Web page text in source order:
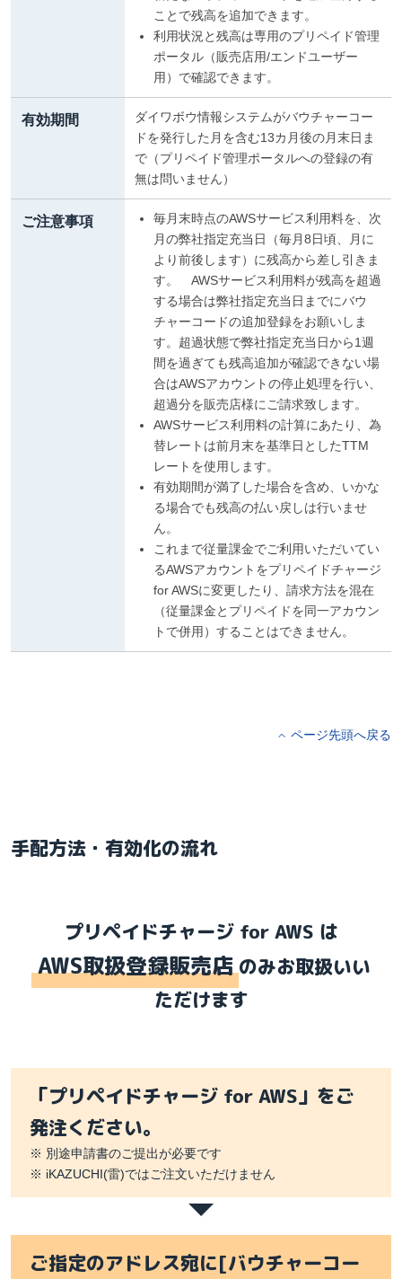
ことで残高を追加できます。
利用状況と残高は専用のプリペイド管理
ポータル（販売店用/エンドユーザー
用）で確認できます。
有効期間
ダイワボウ情報システムがバウチャーコー
ドを発行した月を含む13カ月後の月末日ま
で（プリペイド管理ポータルへの登録の有
無は問いません）
ご注意事項
毎月末時点のAWSサービス利用料を、次
月の弊社指定充当日（毎月8日頃、月に
より前後します）に残高から差し引きま
す。 AWSサービス利用料が残高を超過
する場合は弊社指定充当日までにバウ
チャーコードの追加登録をお願いしま
す。超過状態で弊社指定充当日から1週
間を過ぎても残高追加が確認できない場
合はAWSアカウントの停止処理を行い、
超過分を販売店様にご請求致します。
AWSサービス利用料の計算にあたり、為
替レートは前月末を基準日としたTTM
レートを使用します。
有効期間が満了した場合を含め、いかな
る場合でも残高の払い戻しは行いませ
ん。
これまで従量課金でご利用いただいてい
るAWSアカウントをプリペイドチャージ
for AWSに変更したり、請求方法を混在
（従量課金とプリペイドを同一アカウン
トで併用）することはできません。
ページ先頭へ戻る
手配方法・有効化の流れ
プリペイドチャージ for AWS は
AWS取扱登録販売店 のみお取扱いい
ただけます
「プリペイドチャージ for AWS」をご
発注ください。
※ 別途申請書のご提出が必要です
※ iKAZUCHI(雷)ではご注文いただけません
ご指定のアドレス宛に[バウチャーコー